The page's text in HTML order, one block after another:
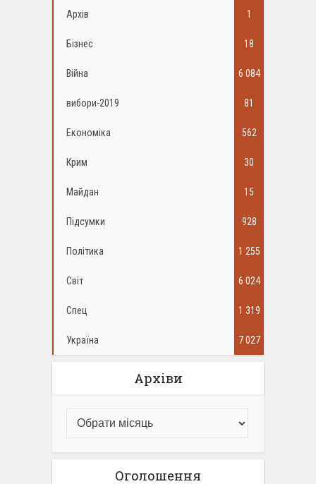
Архів 1
Бізнес 18
Війна 6 084
вибори-2019 81
Економіка 562
Крим 30
Майдан 15
Підсумки 928
Політика 1 255
Світ 6 024
Спец 1 319
Україна 7 027
Архіви
Оголошення